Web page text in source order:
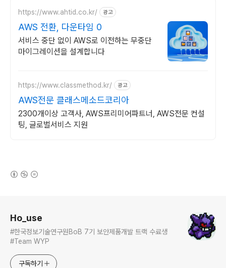
https://www.ahtid.co.kr/ 광고
AWS 전환, 다운타임 0
서비스 중단 없이 AWS로 이전하는 무중단
마이그레이션을 설계합니다
https://www.classmethod.kr/ 광고
AWS전문 클래스메소드코리아
2300개이상 고객사, AWS프리미어파트너, AWS전문 컨설
팅, 글로벌서비스 지원
Ho_use
#한국정보기술연구원BoB 7기 보안제품개발 트랙 수료생
#Team WYP
구독하기